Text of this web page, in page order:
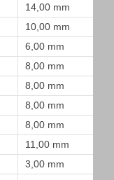
14,00 mm
10,00 mm
6,00 mm
8,00 mm
8,00 mm
8,00 mm
8,00 mm
11,00 mm
3,00 mm